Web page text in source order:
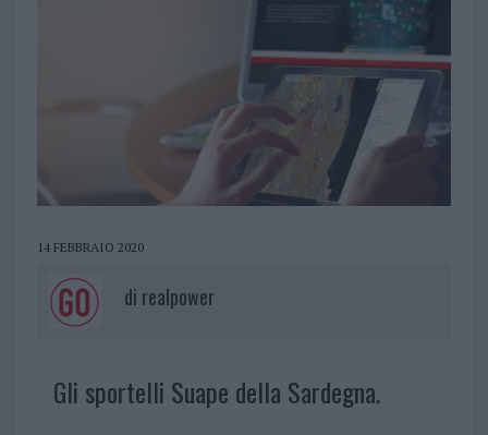
14 FEBBRAIO 2020
di realpower
Gli sportelli Suape della Sardegna.